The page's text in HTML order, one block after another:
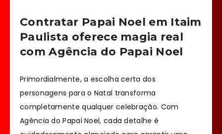
Contratar Papai Noel em Itaim
Paulista oferece magia real
com Agência do Papai Noel
Primordialmente, a escolha certa dos
personagens para o Natal transforma
completamente qualquer celebração. Com
Agência do Papai Noel, cada detalhe é